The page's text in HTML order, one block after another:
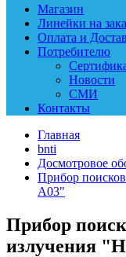
Магазин
Линейки на
Оплата и
Потребителю
Новости
СМИ
Контакты
Главная
bnti
Досмотровое
Прибор
А03"
Прибор
излучения